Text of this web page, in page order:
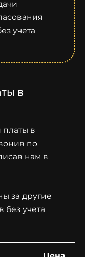
учета
в
платы в
по
нам в
за другие
без учета